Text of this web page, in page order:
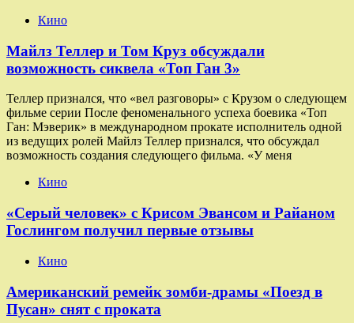
Кино
Майлз Теллер и Том Круз обсуждали
возможность сиквела «Топ Ган 3»
Теллер признался, что «вел разговоры» с Крузом о следующем
фильме серии После феноменального успеха боевика «Топ
Ган: Мэверик» в международном прокате исполнитель одной
из ведущих ролей Майлз Теллер признался, что обсуждал
возможность создания следующего фильма. «У меня
Кино
«Серый человек» с Крисом Эвансом и Райаном
Гослингом получил первые отзывы
Кино
Американский ремейк зомби-драмы «Поезд в
Пусан» снят с проката